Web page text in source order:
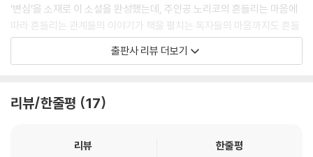
‘변심’을 소재로 이 소설을 완성했는데, 주인공 노리코의 흔들리는 마음에
따라 흔들리는 관계들의 이야기가 책을 펼치는 독자들의 마음까지도 흔들
어놓는다. 다나베 세이코의 인간관계에 대한 날카로운 통찰력과 때로는 아
포리즘 같은 소설의 구절들은 이 작품을 빛바래지 않은 클래식의 위치에
로 안내한다.
연극할 마음이 필요한가요, 연애하는 데?
출판사 리뷰 더보기
리뷰/한줄평 17
리뷰 한줄평